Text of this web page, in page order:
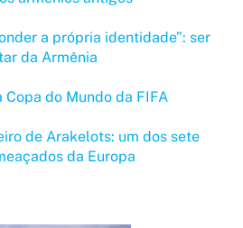
a própria identidade”: ser
da Armênia
do Mundo da FIFA
de Arakelots: um dos sete
da Europa